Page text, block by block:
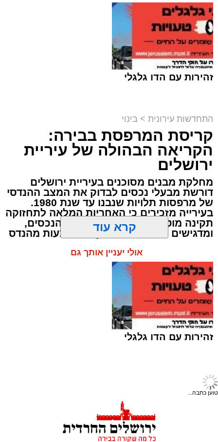
רחוב עזרת תורה
חידוש האספלט
שינויים בהסדרי התנועה צפויים ברחוב
בירושלים למשך כשבועיים, בעקבות עבודות
כ"ו באב תשפ"ו.
(וידאו)
העבודות ברחוב יתבצעו לסירוגין הן בשעות היום
והן בשעות הלילה. במהלך ביצוען לא תתאפשר
חניית כלי רכב ברחוב, והוא ייסגר במקטעים
בהתאם להתקדמות העבודות.
זהירות עם הדו גלגלי
התחדשות עירונית > בינוי
קריסת המרפסת בבירה:
הקריאה הבהולה של עיריית
ירושלים
מחלקת מבנים מסוכנים בעיריית ירושלים
דורשת מבעלי נכסים לבדוק את המצב ההנדסי
של מרפסות תלויות שנבנו עד שנת 1980.
בעירייה מזכירים כי האחריות המלאה לתחזוקה
תקינה מוטלת על פי חוק על בעלי הנכסים,
ומדגישים את חובת הבדיקה באמצעות מהנדס
בארי לויט ז"ל על רקע זירת האסון | צילום מד"א /
קרא עוד
אולי יעניין אותך גם